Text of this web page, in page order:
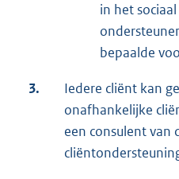
in het
bepaalde
3.
Iedere cliënt kan
onafhankelijke
een consulent van